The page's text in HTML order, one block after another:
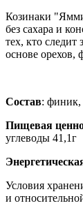
Козинаки
без сахара и
тех, кто следит
основе орехов,
Состав: финик,
Пищевая
углеводы 41,1г
Условия
и